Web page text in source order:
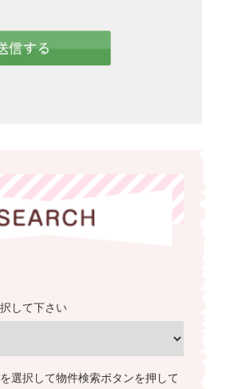
して下さい
選択して物件検索ボタンを押して